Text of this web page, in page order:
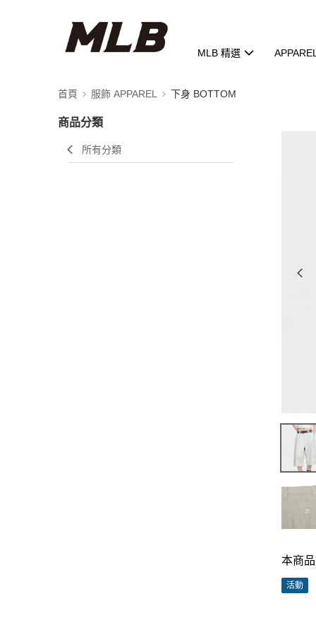
MLB 精選
首頁 服飾 APPAREL 下身 BOTTOM
商品分類
所有分類
本商
活動